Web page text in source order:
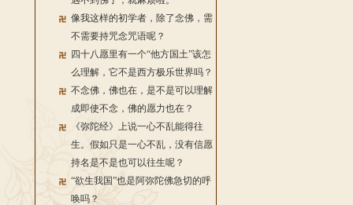
像我这样的初学者，除了念佛，需
不需要持咒念咒语呢？
四十八愿里有一个“他方国土”该怎
么理解，它不是西方极乐世界吗？
不念佛，佛也在，是不是可以理解
成即使不念，佛的愿力也在？
《弥陀经》上说一心不乱能得往
生。假如只是一心不乱，没有信愿
持名是不是也可以往生呢？
“欲生我国”也是阿弥陀佛急切的呼
唤吗？